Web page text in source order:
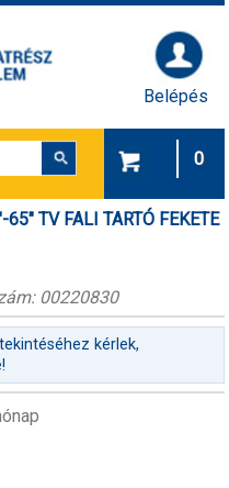
Belépés
0
TV FALI TARTÓ FEKETE
00220830
kérlek,